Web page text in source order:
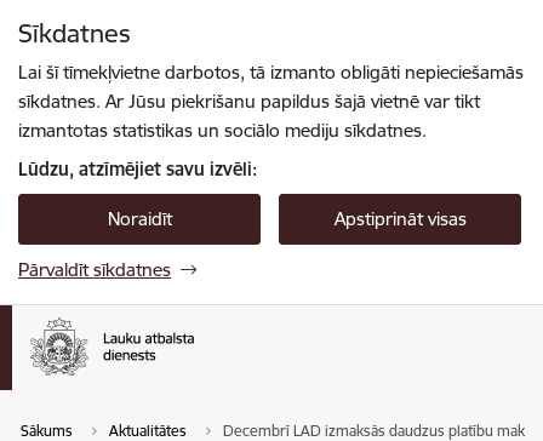
Sīkdatnes
Lai šī tīmekļvietne darbotos, tā izmanto obligāti nepieciešamās
sīkdatnes. Ar Jūsu piekrišanu papildus šajā vietnē var tikt
izmantotas statistikas un sociālo mediju sīkdatnes.
Lūdzu, atzīmējiet savu izvēli:
Noraidīt Apstiprināt visas
Pārvaldīt sīkdatnes
Sākums Aktualitātes Decembrī LAD izmaksās daudzus platību